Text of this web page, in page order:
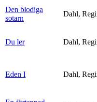
Den blodiga
sotarn
Dahl,
Du ler Dahl,
Eden I Dahl,